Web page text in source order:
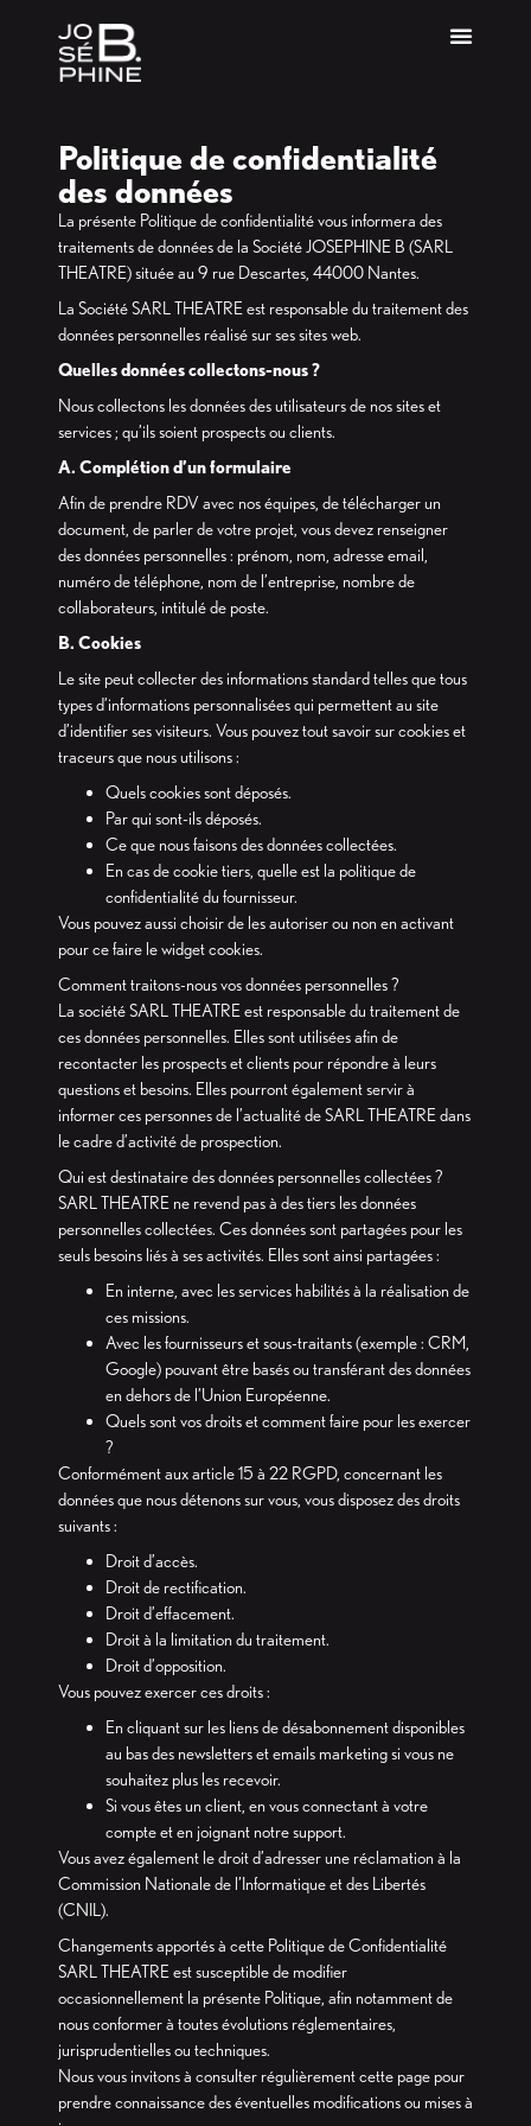
Politique de confidentialité
des données
La présente Politique de confidentialité vous informera des
traitements de données de la Société JOSEPHINE B (SARL
THEATRE) située au 9 rue Descartes, 44000 Nantes.
La Société SARL THEATRE est responsable du traitement des
données personnelles réalisé sur ses sites web.
Quelles données collectons-nous ?
Nous collectons les données des utilisateurs de nos sites et
services ; qu’ils soient prospects ou clients.
A. Complétion d’un formulaire
Afin de prendre RDV avec nos équipes, de télécharger un
document, de parler de votre projet, vous devez renseigner
des données personnelles : prénom, nom, adresse email,
numéro de téléphone, nom de l’entreprise, nombre de
collaborateurs, intitulé de poste.
B. Cookies
Le site peut collecter des informations standard telles que tous
types d’informations personnalisées qui permettent au site
d’identifier ses visiteurs. Vous pouvez tout savoir sur cookies et
traceurs que nous utilisons :
Quels cookies sont déposés.
Par qui sont-ils déposés.
Ce que nous faisons des données collectées.
En cas de cookie tiers, quelle est la politique de
confidentialité du fournisseur.
Vous pouvez aussi choisir de les autoriser ou non en activant
pour ce faire le widget cookies.
Comment traitons-nous vos données personnelles ?
La société SARL THEATRE est responsable du traitement de
ces données personnelles. Elles sont utilisées afin de
recontacter les prospects et clients pour répondre à leurs
questions et besoins. Elles pourront également servir à
informer ces personnes de l’actualité de SARL THEATRE dans
le cadre d’activité de prospection.
Qui est destinataire des données personnelles collectées ?
SARL THEATRE ne revend pas à des tiers les données
personnelles collectées. Ces données sont partagées pour les
seuls besoins liés à ses activités. Elles sont ainsi partagées :
En interne, avec les services habilités à la réalisation de
ces missions.
Avec les fournisseurs et sous-traitants (exemple : CRM,
Google) pouvant être basés ou transférant des données
en dehors de l’Union Européenne.
Quels sont vos droits et comment faire pour les exercer
?
Conformément aux article 15 à 22 RGPD, concernant les
données que nous détenons sur vous, vous disposez des droits
suivants :
Droit d’accès.
Droit de rectification.
Droit d’effacement.
Droit à la limitation du traitement.
Droit d’opposition.
Vous pouvez exercer ces droits :
En cliquant sur les liens de désabonnement disponibles
au bas des newsletters et emails marketing si vous ne
souhaitez plus les recevoir.
Si vous êtes un client, en vous connectant à votre
compte et en joignant notre support.
Vous avez également le droit d’adresser une réclamation à la
Commission Nationale de l’Informatique et des Libertés
(CNIL).
Changements apportés à cette Politique de Confidentialité
SARL THEATRE est susceptible de modifier
occasionnellement la présente Politique, afin notamment de
nous conformer à toutes évolutions réglementaires,
jurisprudentielles ou techniques.
Nous vous invitons à consulter régulièrement cette page pour
prendre connaissance des éventuelles modifications ou mises à